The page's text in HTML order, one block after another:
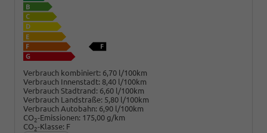
Verbrauch kombiniert: 6,70 l/100km
Verbrauch Innenstadt: 8,40 l/100km
Verbrauch Stadtrand: 6,60 l/100km
Verbrauch Landstraße: 5,80 l/100km
Verbrauch Autobahn: 6,90 l/100km
CO2-Emissionen: 175,00 g/km
CO2-Klasse: F